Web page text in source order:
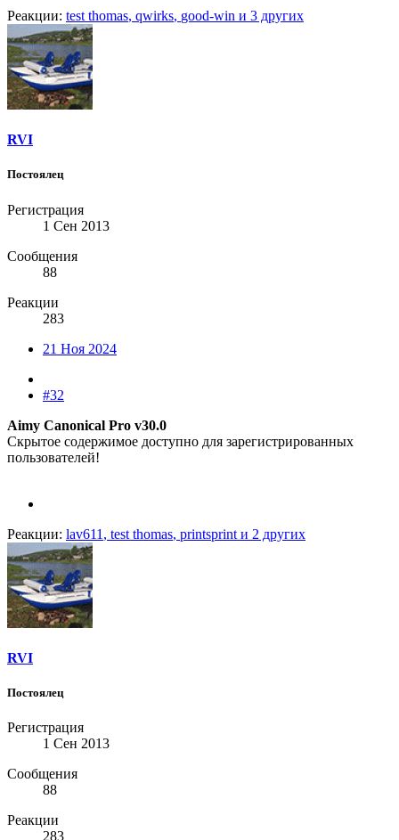
Реакции: test thomas, qwirks, good-win и 3 других
RVI
Постоялец
Регистрация
1 Сен 2013
Сообщения
88
Реакции
283
21 Ноя 2024
#32
Aimy Canonical Pro v30.0
Скрытое содержимое доступно для зарегистрированных
пользователей!
Реакции: lav611 , test thomas, printsprint и 2 других
RVI
Постоялец
Регистрация
1 Сен 2013
Сообщения
88
Реакции
283